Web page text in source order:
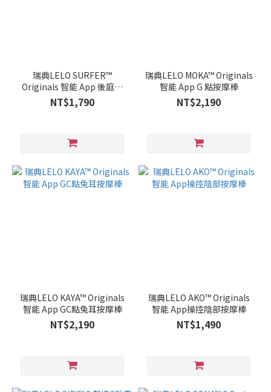
瑞典LELO SURFER™
Originals 智能 App 後庭按
摩棒
NT$1,790
瑞典LELO MOKA™ Originals
智能 App G 點按摩棒
NT$2,190
瑞典LELO KAYA™ Originals
智能 App GC點兔耳按摩棒
NT$2,190
瑞典LELO AKO™ Originals
智能 App操控陰部按摩棒
NT$1,490